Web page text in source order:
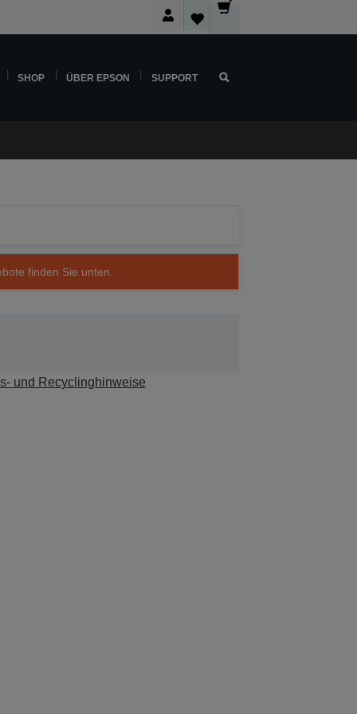
SHOP ÜBER EPSON SUPPORT
finden Sie unten.
und Recyclinghinweise